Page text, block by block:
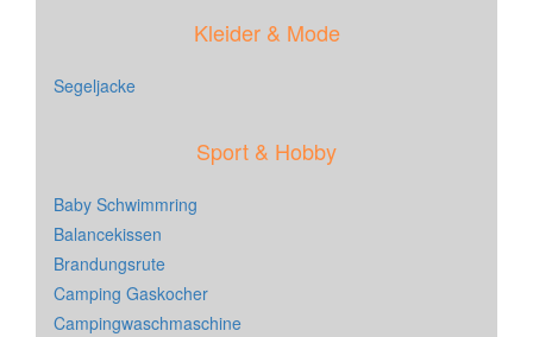
Kleider & Mode
Segeljacke
Sport & Hobby
Baby Schwimmring
Balancekissen
Brandungsrute
Camping Gaskocher
Campingwaschmaschine